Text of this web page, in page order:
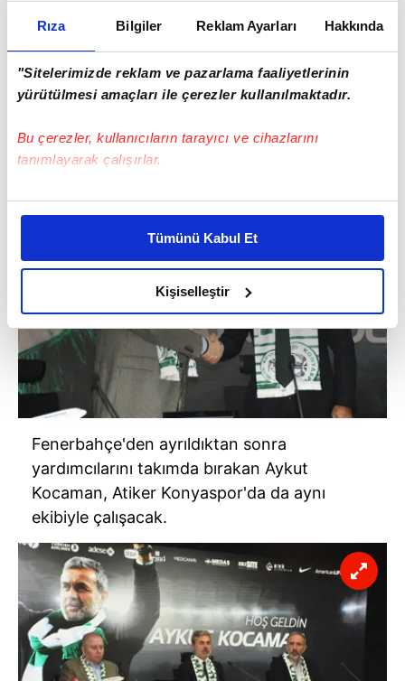
Rıza Bilgiler Reklam Ayarları Hakkında
"Sitelerimizde reklam ve pazarlama faaliyetlerinin
yürütülmesi amaçları ile çerezler kullanılmaktadır.
Bu çerezler, kullanıcıların tarayıcı ve cihazlarını
tanımlayarak çalışırlar.
Bu çerezlere izin vermeniz halinde sizlere özel
daha iyi reklam deneyimi yaşatabiliriz. Bunu yaparken
amacımızın size daha iyi bir reklam deneyimi sunmak
olduğunu ve sizlere en iyi içerikleri sunabilmek adına
elimizden gelen çabayı gösterdiğimizi ve bu noktada,
reklamların maliyetlerimizi karşılamak noktasında tek gelir
kalemimiz olduğunu sizlere hatırlatmak isteriz.
Her halükârda, kullanıcılar, bu çerezlere izin vermedikleri
takdirde, kullanıcılara hedefli reklamlar
gösterilmeyecektir."
Sizlere daha iyi bir hizmet sunabilmek için İnternet
Sitemizde kendimize ve üçüncü kişilere ait çerezler
kullanılmaktadır. Bu çerezler vasıtasıyla çeşitli kişisel
verileriniz işlenmekte olup gerekli olan çerezler bilgi
toplumu hizmetlerinin sunulması amacıyla
kullanılmaktadır. Diğer çerezler, sitemizin daha işlevsel
kılınması ve kişiselleştirilmesi ve sizlere yönelik
reklam/pazarlama faaliyetlerinin yapılması, amaçlarıyla
sınırlı olarak açık rızanız dahilinde kullanılacaktır.
Tümünü Kabul Et
Kişiselleştir
Aykut Kocaman'ın Konyaspor'daki yardımcı
hocaları da belli oldu. Kocaman,
Fenerbahçe'den gönderilen 3 eski
Fenerbahçe'den ayrıldıktan sonra
yardımcılarını takımda bırakan Aykut
Kocaman, Atiker Konyaspor'da da aynı
ekibiyle çalışacak.